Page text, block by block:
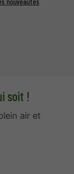
soit !
air et